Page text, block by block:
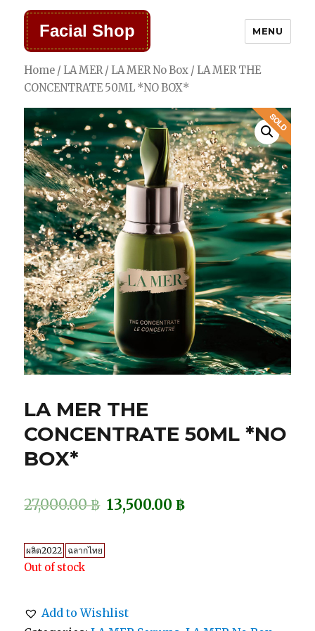
Facial Shop MENU
Home / LA MER/ LA MER No Box / LA MER THE
CONCENTRATE 50ML *NO BOX*
LA MER THE
CONCENTRATE 50ML *NO
BOX*
27,000.00฿ 13,500.00฿
ผลิต2022 ฉลากไทย
Out of stock
Add to Wishlist